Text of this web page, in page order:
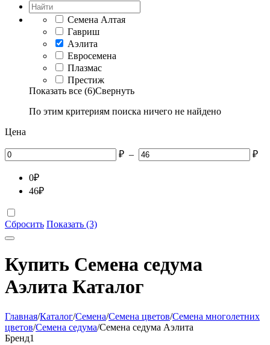
Семена Алтая
Гавриш
Аэлита
Евросемена
Плазмас
Престиж
Показать все (6)Свернуть
По этим критериям поиска ничего не найдено
Цена
₽ – ₽
0₽
46₽
Сбросить Показать (3)
Купить Семена седума
Аэлита Каталог
Главная/Каталог/Семена/Семена цветов/Семена многолетних
цветов/Семена седума/Семена седума Аэлита
Бренд1